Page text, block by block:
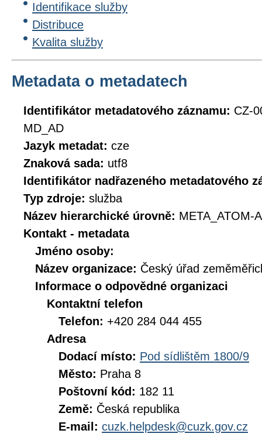
Identifikace služby
Distribuce
Kvalita služby
Metadata o metadatech
Identifikátor metadatového záznamu: CZ-
MD_AD
Jazyk metadat: cze
Znaková sada: utf8
Identifikátor nadřazeného metadatového
Typ zdroje: služba
Název hierarchické úrovně: META_ATOM-
Kontakt - metadata
Jméno osoby:
Název organizace: Český úřad
Informace o odpovědné organizaci
Kontaktní telefon
Telefon: +420 284 044 455
Adresa
Dodací místo: Pod sídlištěm 1800/9
Město: Praha 8
Poštovní kód: 182 11
Země: Česká republika
E-mail: cuzk.helpdesk@cuzk.gov.cz